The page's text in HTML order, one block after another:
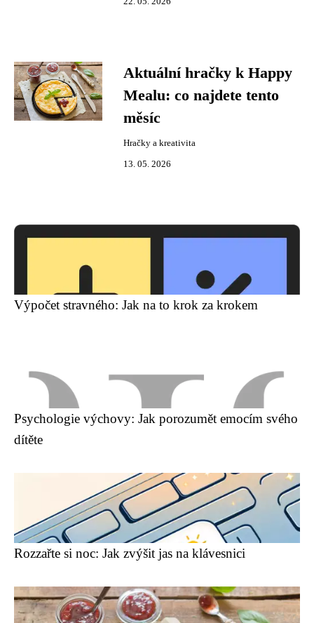
Aktuální hračky k Happy
Mealu: co najdete tento
měsíc
Hračky a kreativita
13. 05. 2026
Výpočet stravného: Jak na to krok za krokem
Psychologie výchovy: Jak porozumět emocím svého
dítěte
Rozzařte si noc: Jak zvýšit jas na klávesnici